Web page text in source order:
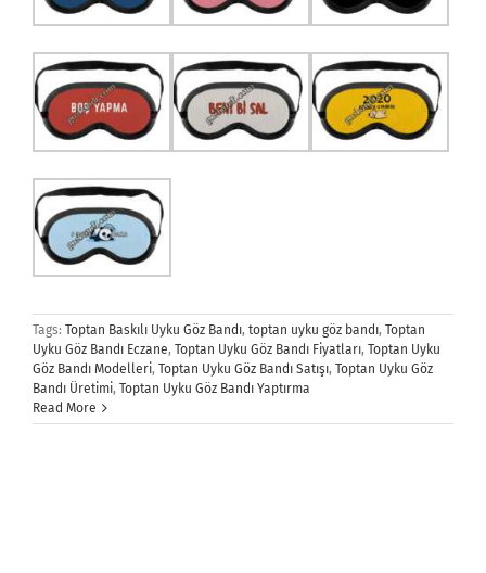
Tags: Toptan Baskılı Uyku Göz Bandı, toptan uyku göz bandı, Toptan
Uyku Göz Bandı Eczane, Toptan Uyku Göz Bandı Fiyatları, Toptan Uyku
Göz Bandı Modelleri, Toptan Uyku Göz Bandı Satışı, Toptan Uyku Göz
Bandı Üretimi, Toptan Uyku Göz Bandı Yaptırma
Read More